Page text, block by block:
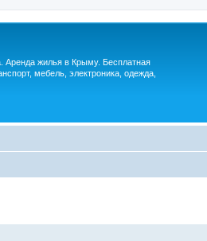
Аренда жилья в Крыму. Бесплатная
мебель, электроника, одежда,